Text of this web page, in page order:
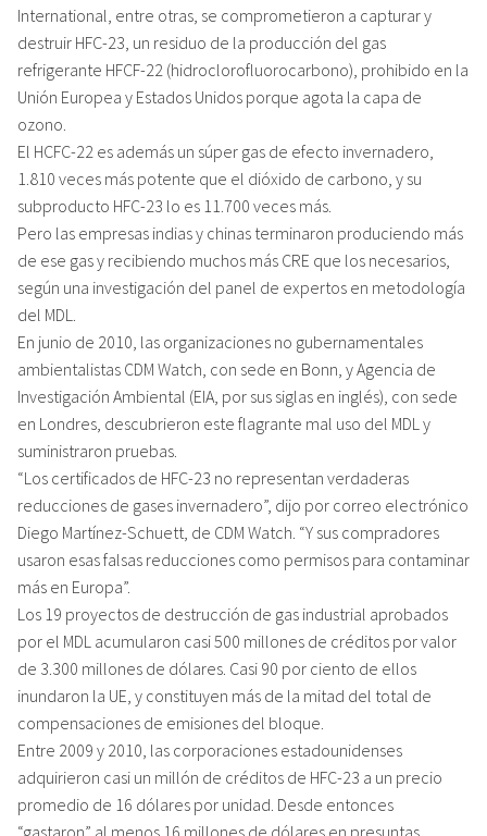
International, entre otras, se comprometieron a capturar y
destruir HFC-23, un residuo de la producción del gas
refrigerante HFCF-22 (hidroclorofluorocarbono), prohibido en la
Unión Europea y Estados Unidos porque agota la capa de
ozono.
El HCFC-22 es además un súper gas de efecto invernadero,
1.810 veces más potente que el dióxido de carbono, y su
subproducto HFC-23 lo es 11.700 veces más.
Pero las empresas indias y chinas terminaron produciendo más
de ese gas y recibiendo muchos más CRE que los necesarios,
según una investigación del panel de expertos en metodología
del MDL.
En junio de 2010, las organizaciones no gubernamentales
ambientalistas CDM Watch, con sede en Bonn, y Agencia de
Investigación Ambiental (EIA, por sus siglas en inglés), con sede
en Londres, descubrieron este flagrante mal uso del MDL y
suministraron pruebas.
“Los certificados de HFC-23 no representan verdaderas
reducciones de gases invernadero”, dijo por correo electrónico
Diego Martínez-Schuett, de CDM Watch. “Y sus compradores
usaron esas falsas reducciones como permisos para contaminar
más en Europa”.
Los 19 proyectos de destrucción de gas industrial aprobados
por el MDL acumularon casi 500 millones de créditos por valor
de 3.300 millones de dólares. Casi 90 por ciento de ellos
inundaron la UE, y constituyen más de la mitad del total de
compensaciones de emisiones del bloque.
Entre 2009 y 2010, las corporaciones estadounidenses
adquirieron casi un millón de créditos de HFC-23 a un precio
promedio de 16 dólares por unidad. Desde entonces
“gastaron” al menos 16 millones de dólares en presuntas